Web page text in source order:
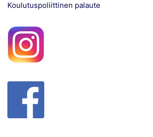
Koulutuspoliittinen palaute